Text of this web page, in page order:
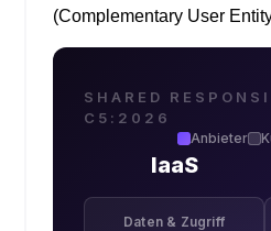
(Complementary User
SHARED
C5:2026
Anbieter
IaaS
Daten & Zugriff